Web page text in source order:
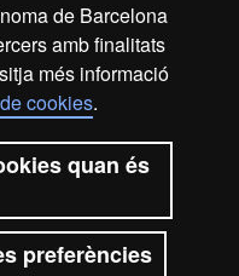
de Barcelona
amb finalitats
més informació
cookies.
quan és
preferències
i de Muntanya
a la Gestió del Medi
de